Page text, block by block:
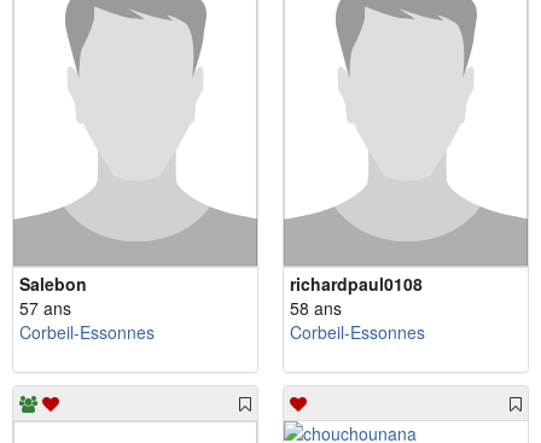
Salebon
57 ans
Corbeil-Essonnes
richardpaul0108
58 ans
Corbeil-Essonnes